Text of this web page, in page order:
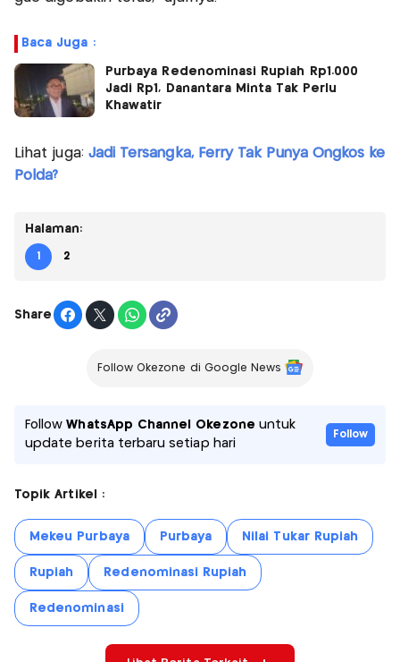
Baca Juga :
Purbaya Redenominasi Rupiah Rp1.000
Jadi Rp1, Danantara Minta Tak Perlu
Khawatir
Lihat juga: Jadi Tersangka, Ferry Tak Punya Ongkos ke
Polda?
Halaman:
1 2
Share
Follow Okezone di Google News
FollowWhatsApp Channel Okezone untuk
update berita terbaru setiap hari
Follow
Topik Artikel :
Mekeu Purbaya Purbaya Nilai Tukar Rupiah
Rupiah Redenominasi Rupiah
Redenominasi